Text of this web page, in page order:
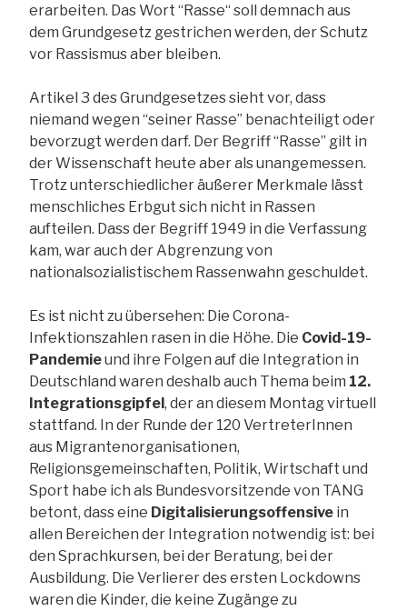
erarbeiten. Das Wort “Rasse“ soll demnach aus
dem Grundgesetz gestrichen werden, der Schutz
vor Rassismus aber bleiben.
Artikel 3 des Grundgesetzes sieht vor, dass
niemand wegen “seiner Rasse” benachteiligt oder
bevorzugt werden darf. Der Begriff “Rasse” gilt in
der Wissenschaft heute aber als unangemessen.
Trotz unterschiedlicher äußerer Merkmale lässt
menschliches Erbgut sich nicht in Rassen
aufteilen. Dass der Begriff 1949 in die Verfassung
kam, war auch der Abgrenzung von
nationalsozialistischem Rassenwahn geschuldet.
Es ist nicht zu übersehen: Die Corona-
Infektionszahlen rasen in die Höhe. Die Covid-19-
Pandemieund ihre Folgen auf die Integration in
Deutschland waren deshalb auch Thema beim 12.
Integrationsgipfel, der an diesem Montag virtuell
stattfand. In der Runde der 120 VertreterInnen
aus Migrantenorganisationen,
Religionsgemeinschaften, Politik, Wirtschaft und
Sport habe ich als Bundesvorsitzende von TANG
betont, dass eine Digitalisierungsoffensive in
allen Bereichen der Integration notwendig ist: bei
den Sprachkursen, bei der Beratung, bei der
Ausbildung. Die Verlierer des ersten Lockdowns
waren die Kinder, die keine Zugänge zu